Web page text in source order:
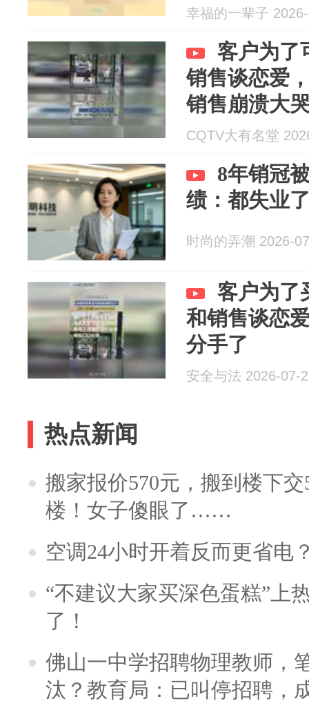
幸福的一辈子
客户为了
销售谈恋爱
销售崩溃大
CQTV大有名堂
8年销冠
绩：都失业
时尚的弄潮 2026-
客户为了
和销售谈恋
分手了
安全与法 2026-07-
热点新闻
搬家报价570元，搬到楼下
楼！女子傻眼了……
空调24小时开着反而更省电
“不建议大家买深色蛋糕”上
了！
佛山一中学招聘物理教师，
汰？教育局：已叫停招聘，